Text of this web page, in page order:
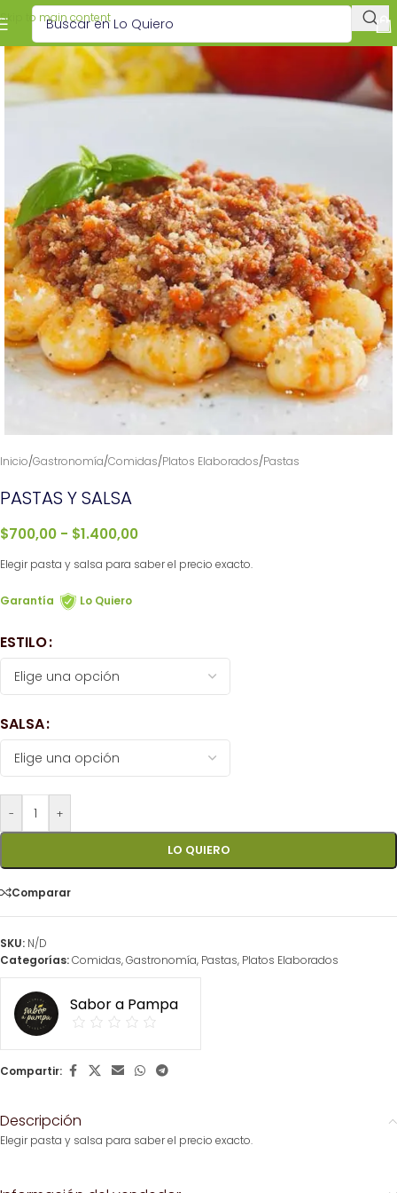
Skip to main content
Inicio/Gastronomía/Comidas/Platos Elaborados/Pastas
PASTAS Y SALSA
$700,00 - $1.400,00
Elegir pasta y salsa para saber el precio exacto.
Garantía Lo Quiero
ESTILO
SALSA
- +
LO QUIERO
Comparar
SKU: N/D
Categorías:Comidas,Gastronomía, Pastas, Platos Elaborados
Sabor a Pampa
Compartir:
Descripción
Elegir pasta y salsa para saber el precio exacto.